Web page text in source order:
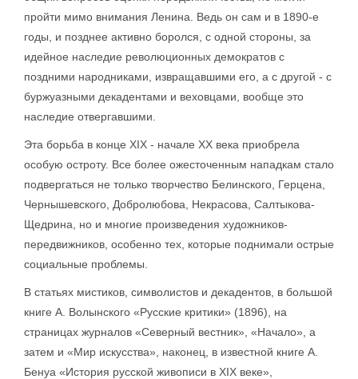
пройти мимо внимания Ленина. Ведь он сам и в 1890-е
годы, и позднее активно боролся, с одной стороны, за
идейное наследие революционных демократов с
поздними народниками, извращавшими его, а с другой - с
буржуазными декадентами и веховцами, вообще это
наследие отвергавшими.
Эта борьба в конце XIX - начале XX века приобрела
особую остроту. Все более ожесточенным нападкам стало
подвергаться не только творчество Белинского, Герцена,
Чернышевского, Добролюбова, Некрасова, Салтыкова-
Щедрина, но и многие произведения художников-
передвижников, особенно тех, которые поднимали острые
социальные проблемы.
В статьях мистиков, символистов и декадентов, в большой
книге А. Волынского «Русские критики» (1896), на
страницах журналов «Северный вестник», «Начало», а
затем и «Мир искусства», наконец, в известной книге А.
Бенуа «История русской живописи в XIX веке»,